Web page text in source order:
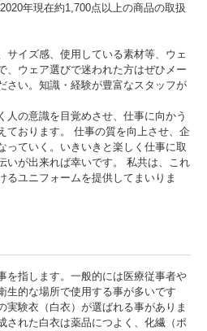
年現在約1,700点以上の商品の取扱
サイズ感、使用している素材等、ウェ
、ウェア選びで迷われた方はぜひメー
さい。知識・経験が豊富なスタッフが
人の意識を目覚めさせ、仕事に向かう
ております。 仕事の質を向上させ、企
っていく。いきいきと楽しく仕事に取
いが出来れば幸いです。 私共は、これ
るユニフォームを提供してまいりま
を指します。一般的には医療従事者や
生的な場所で使用する事が多いです
実験衣（白衣）が選ばれる事がありま
された白衣は薬品につよく、化繊（ポ